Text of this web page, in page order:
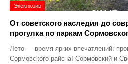
Эксклюзив
От советского наследия до
прогулка по паркам
Лето — время ярких впечатлений:
Сормовского района! Сормовский и